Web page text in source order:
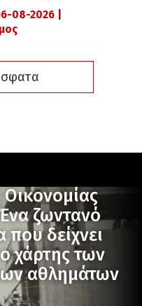
08-2026 |
Οικονομίας
ζωντανό
που δείχνει
χάρτης των
αθλημάτων